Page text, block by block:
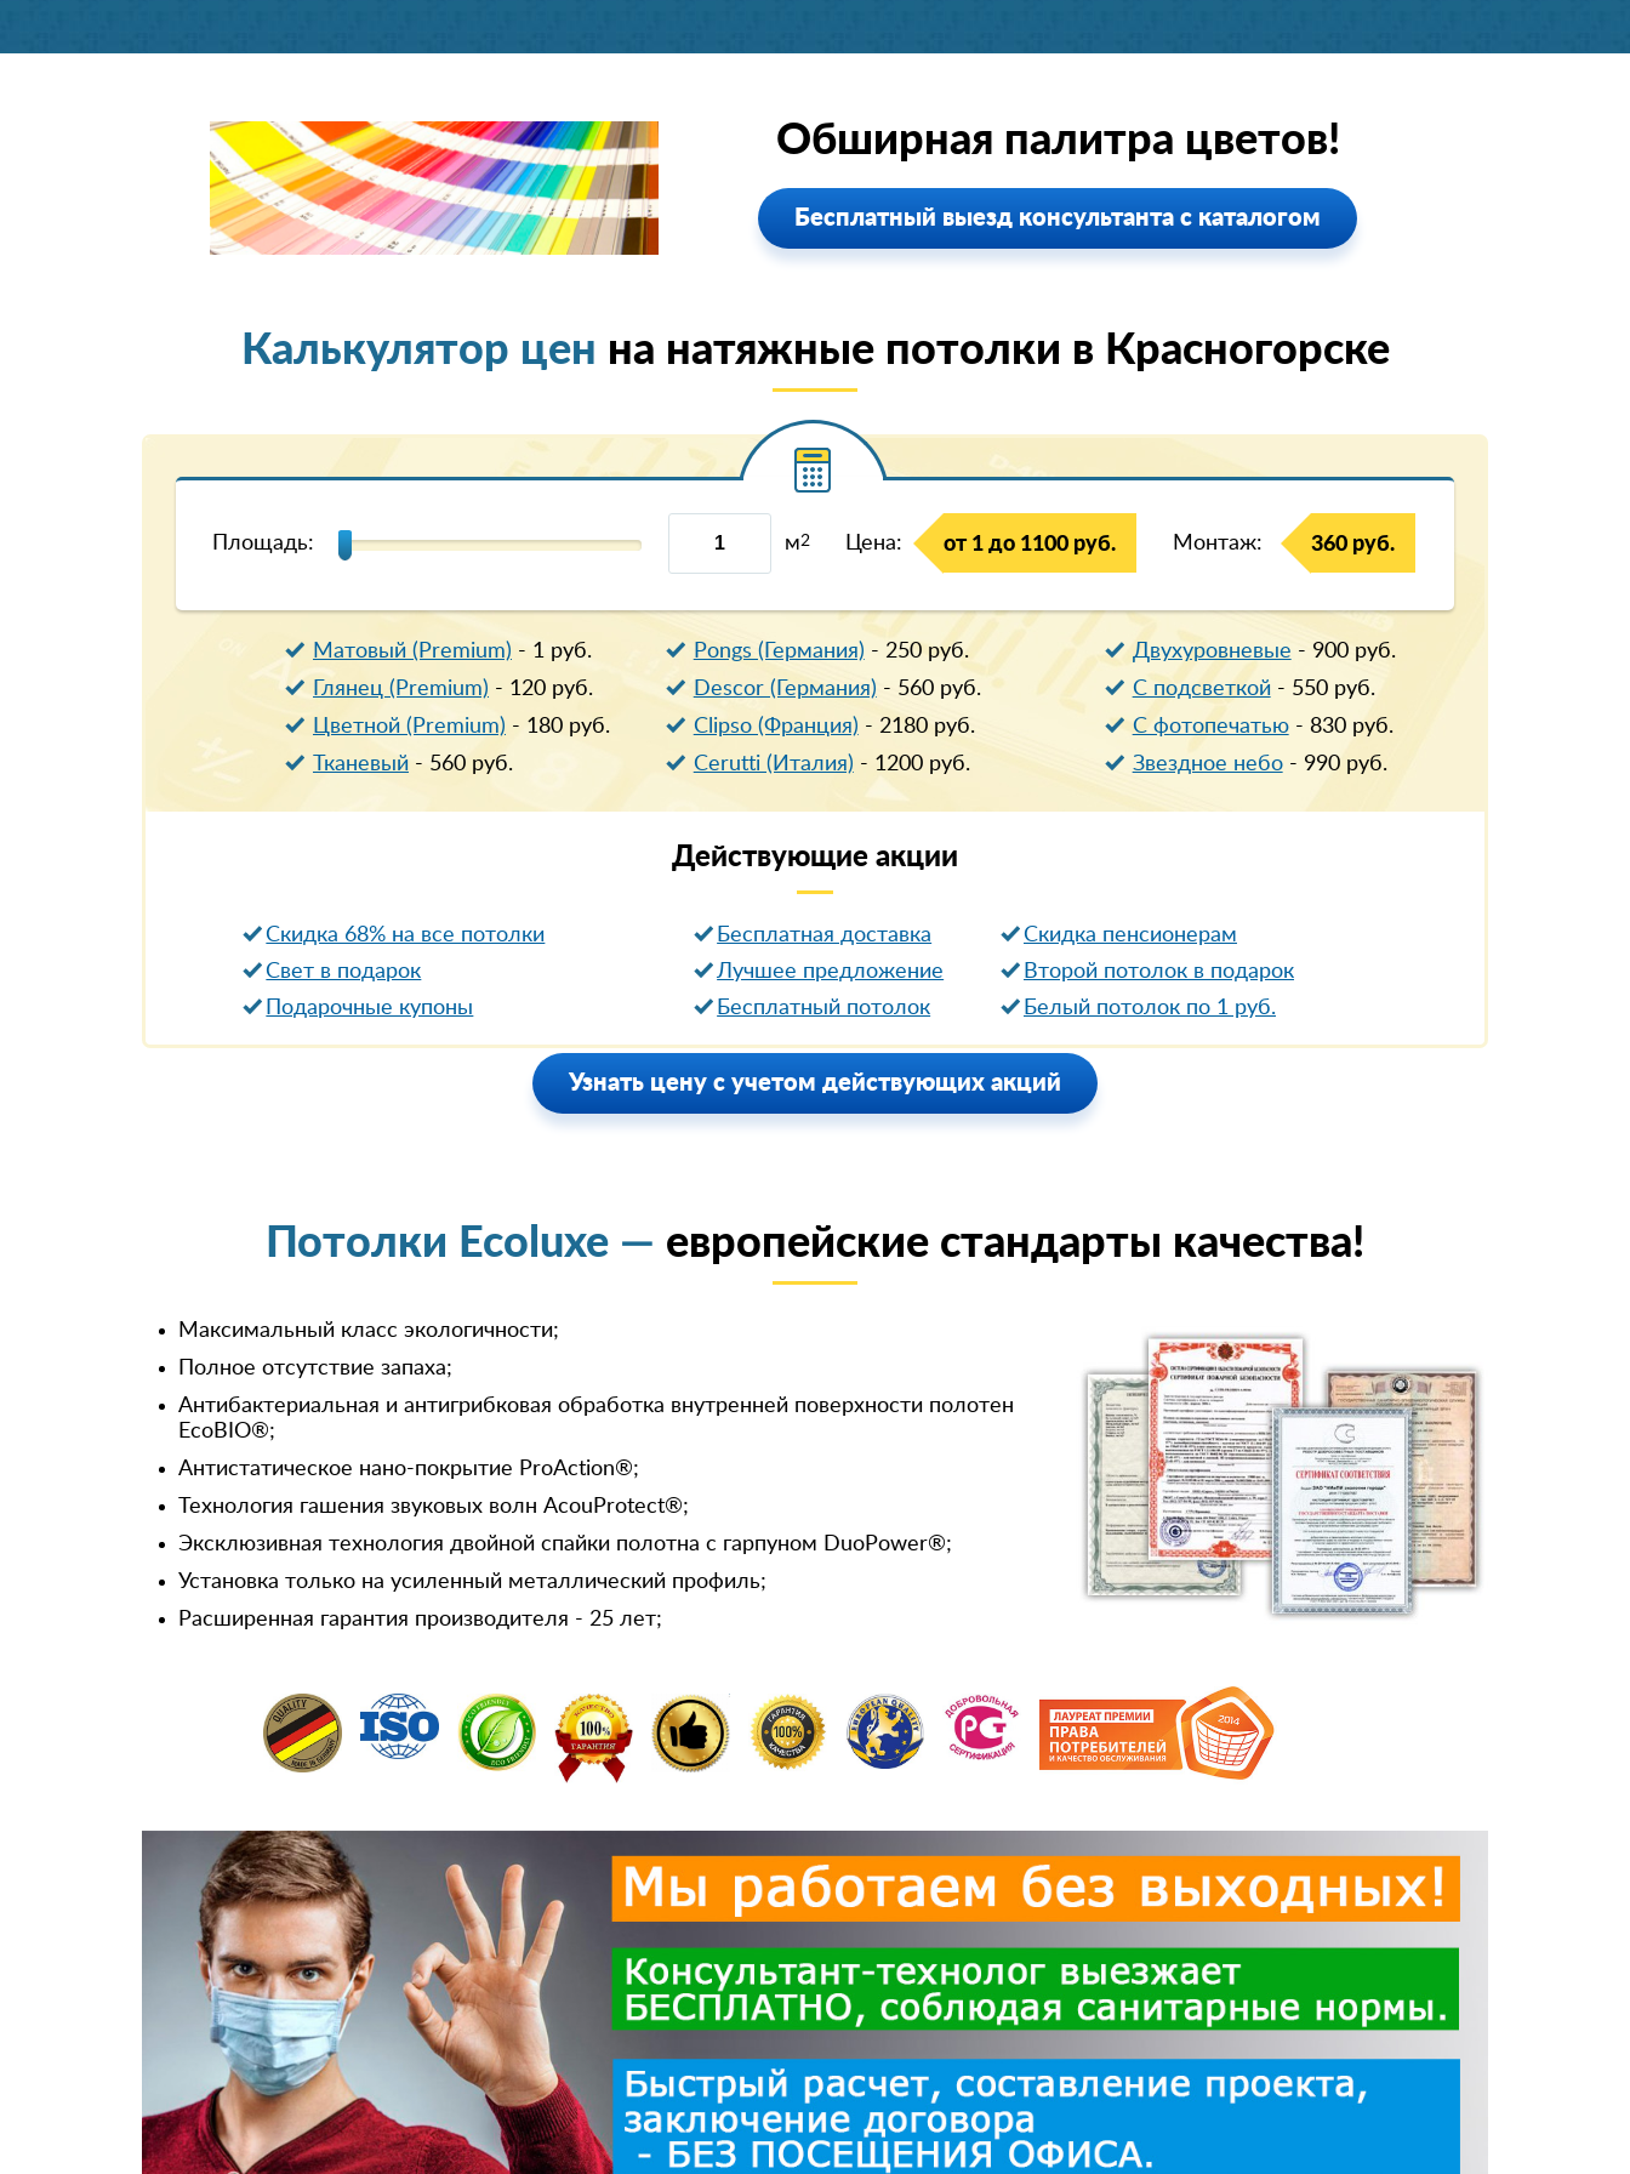
Обширная палитра цветов!
Бесплатный выезд консультанта с каталогом
Калькулятор цен на натяжные потолки в Красногорске
Площадь: м2 Цена: от 1 до 1100 руб. Монтаж: 360 руб.
Матовый (Premium) - 1руб. Двухуровневые - 900руб.
Pongs (Германия) - 250руб.
Глянец (Premium) - 120руб. С подсветкой- 550руб.
Descor (Германия) - 560руб.
Цветной (Premium) - 180руб. С фотопечатью- 830руб.
Clipso (Франция) - 2180руб.
Тканевый- 560руб. Звездное небо- 990руб.
Cerutti (Италия) - 1200руб.
Действующие акции
Скидка 68% на все потолки Бесплатная доставка
Cкидка пенсионерам
Свет в подарок
Лучшее предложение
Второй потолок в подарок
Подарочные купоны
Бесплатный потолок Белый потолок по 1 руб.
Узнать цену с учетом действующих акций
Потолки Ecoluxe — европейские стандарты качества!
Максимальный класс экологичности;
Полное отсутствие запаха;
Антибактериальная и антигрибковая обработка внутренней поверхности полотен
EcoBIO®;
Антистатическое нано-покрытие ProAction®;
Технология гашения звуковых волн AcouProtect®;
Эксклюзивная технология двойной спайки полотна с гарпуном DuoPower®;
Установка только на усиленный металлический профиль;
Расширенная гарантия производителя - 25 лет;